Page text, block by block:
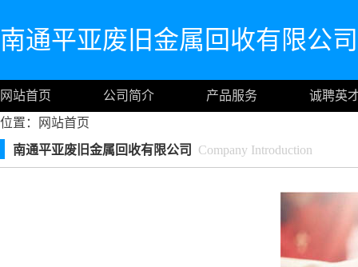
南通平亚废旧金属回收有限公司
网站首页 公司简介 产品服务
诚聘英
位置：
网站首页
南通平亚废旧金属回收有限公司
Company Introduction